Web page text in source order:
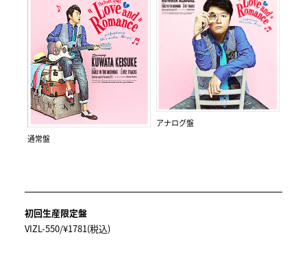
通常盤
アナログ盤
初回生産限定盤
VIZL-550/¥1781(税込)